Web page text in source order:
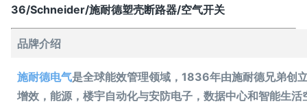
36/Schneider/施耐德塑壳断路器/空气开关
品牌介绍
施耐德电气是全球能效管理领域，1836年由施耐德兄弟创
增效，能源，楼宇自动化与安防电子，数据中心和智能生